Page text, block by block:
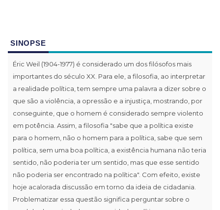
SINOPSE
Éric Weil (1904-1977) é considerado um dos filósofos mais
importantes do século XX. Para ele, a filosofia, ao interpretar
a realidade política, tem sempre uma palavra a dizer sobre o
que são a violência, a opressão e a injustiça, mostrando, por
conseguinte, que o homem é considerado sempre violento
em potência. Assim, a filosofia "sabe que a política existe
para o homem, não o homem para a política, sabe que sem
política, sem uma boa política, a existência humana não teria
sentido, não poderia ter um sentido, mas que esse sentido
não poderia ser encontrado na política". Com efeito, existe
hoje acalorada discussão em torno da ideia de cidadania.
Problematizar essa questão significa perguntar sobre o